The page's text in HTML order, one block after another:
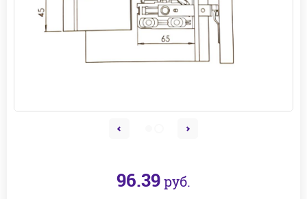
96.39руб.